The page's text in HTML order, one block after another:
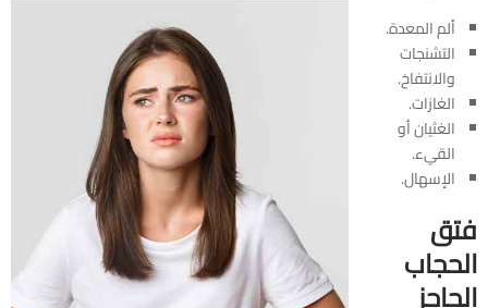
ألم المعدة.
التشنجات
والانتفاخ.
الغازات.
الغثيان أو
القيء.
الإسهال.
فتق
الحجاب
الحاجز